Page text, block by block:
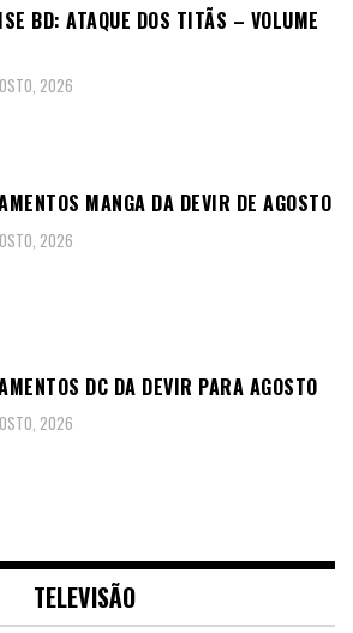
BD: ATAQUE DOS TITÃS – VOLUME
2026
MANGA DA DEVIR DE AGOSTO
2026
DC DA DEVIR PARA AGOSTO
2026
TELEVISÃO